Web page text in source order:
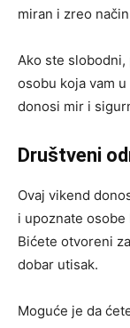
miran i zreo
Ako ste
osobu koja vam
donosi mir i
Društveni
Ovaj vikend
i upoznate
Bićete otvoreni
dobar utisak.
Moguće je da